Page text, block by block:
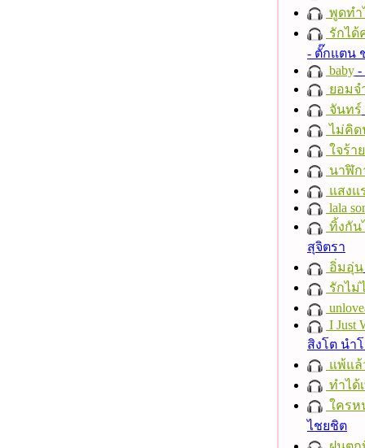
พูดทำ
รักได้
- ตั๊กแตน
baby -
ยอม
จันทร์
ไม่คิด
ใจร้าย
นาฬิก
แสงแ
lala
ทิ้งกัน
สุจิตรา
อิ่มอุ่น
รักไม่
I Just
สิงโต นำ
แพ้แล้
ทำได้
ใครห
ไชยชิต